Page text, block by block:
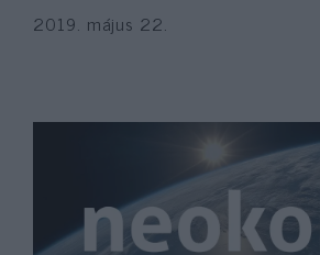
2019. május 22.